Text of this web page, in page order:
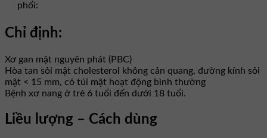
phối:
Chỉ định:
Xơ gan mật nguyên phát (PBC)
Hòa tan sỏi mật cholesterol không cản quang, đường kính sỏi
mật < 15 mm, có túi mật hoạt động bình thường
Bệnh xơ nang ở trẻ 6 tuổi đến dưới 18 tuổi.
Liều lượng – Cách dùng